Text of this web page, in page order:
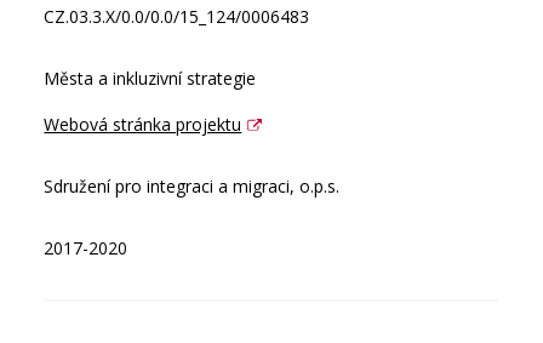
CZ.03.3.X/0.0/0.0/15_124/0006483
Města a inkluzivní strategie
Webová stránka projektu
Sdružení pro integraci a migraci, o.p.s.
2017-2020